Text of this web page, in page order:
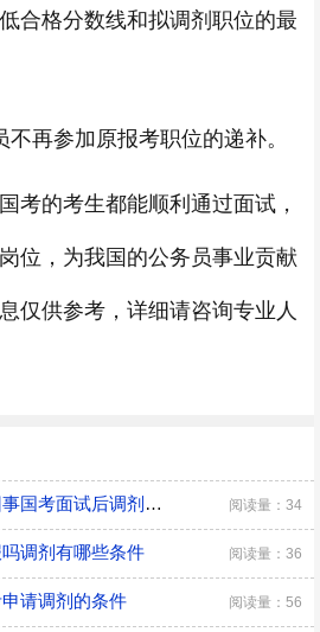
合格分数线和拟调剂职位的最
再参加原报考职位的递补。
考的考生都能顺利通过面试，
位，为我国的公务员事业贡献
仅供参考，详细请咨询专业人
国考面试后调剂是怎么回事国考面试后调剂有影响吗 阅读量：34
调剂有哪些条件 阅读量：36
请调剂的条件 阅读量：56